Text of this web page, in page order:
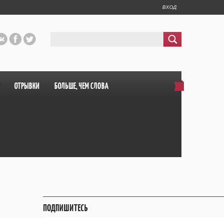
ВХОД
ОТРЫВКИ БОЛЬШЕ, ЧЕМ СЛОВА
ПОДПИШИТЕСЬ